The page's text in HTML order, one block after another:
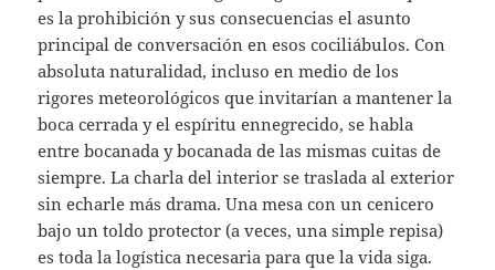
es la prohibición y sus consecuencias el asunto
principal de conversación en esos cociliábulos. Con
absoluta naturalidad, incluso en medio de los
rigores meteorológicos que invitarían a mantener la
boca cerrada y el espíritu ennegrecido, se habla
entre bocanada y bocanada de las mismas cuitas de
siempre. La charla del interior se traslada al exterior
sin echarle más drama. Una mesa con un cenicero
bajo un toldo protector (a veces, una simple repisa)
es toda la logística necesaria para que la vida siga.